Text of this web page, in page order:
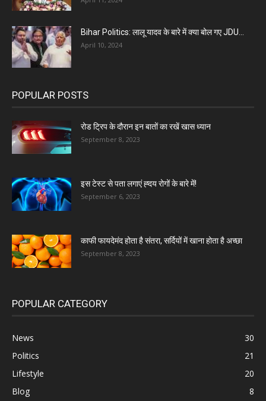
Bihar Politics: लालू यादव के बारे में क्या बोल गए JDU...
April 10, 2024
POPULAR POSTS
रोड ट्रिप के दौरान इन बातों का रखें खास ध्यान
September 8, 2023
इस टेस्ट से पता लगाएं ह्दय रोगों के बारे में!
September 6, 2023
काफी फायदेमंद होता है संतरा, सर्दियों में खाना होता है अच्छा
September 8, 2023
POPULAR CATEGORY
News
30
Politics
21
Lifestyle
20
Blog
8